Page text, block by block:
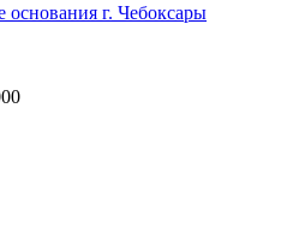
основания г. Чебоксары